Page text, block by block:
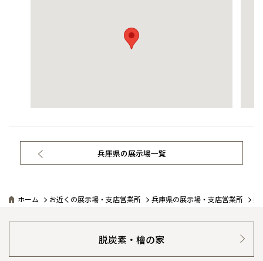
兵庫県の展示場一覧
ホーム お近くの展示場・支店営業所 兵庫県の展示場・支店営業所 姫
脱炭素・檜の家